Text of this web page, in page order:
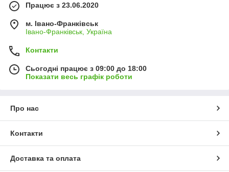
Працює з 23.06.2020
м. Івано-Франківськ
Івано-Франківськ, Україна
Контакти
Сьогодні працює з 09:00 до 18:00
Показати весь графік роботи
Про нас
Контакти
Доставка та оплата